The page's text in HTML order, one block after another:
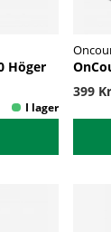
Höger
399 Kr